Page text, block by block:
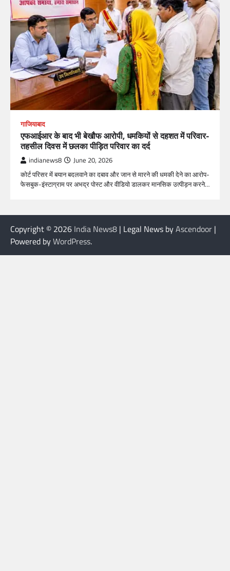
गाजियाबाद
एफआईआर के बाद भी बेखौफ आरोपी, धमकियों से दहशत में परिवार-
तहसील दिवस में छलका पीड़ित परिवार का दर्द
indianews8 June 20, 2026
कोर्ट परिसर में बयान बदलवाने का दबाव और जान से मारने की धमकी देने का आरोप-
फेसबुक-इंस्टाग्राम पर अभद्र पोस्ट और वीडियो डालकर मानसिक उत्पीड़न करने…
Copyright © 2026 India News8 | Legal News byAscendoor |
Powered byWordPress.